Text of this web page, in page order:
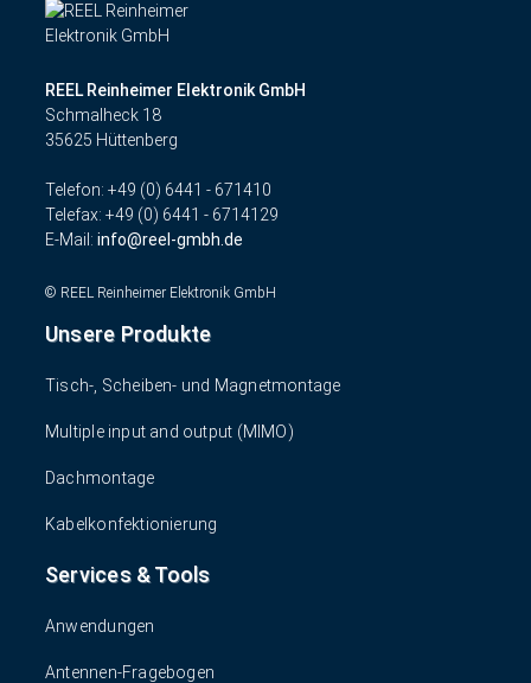
REEL Reinheimer Elektronik GmbH
Schmalheck 18
35625 Hüttenberg
Telefon: +49 (0) 6441 - 671410
Telefax: +49 (0) 6441 - 6714129
E-Mail:info reel-gmbh.de
© REEL Reinheimer Elektronik GmbH
Unsere Produkte
Tisch-, Scheiben- und Magnetmontage
Multiple input and output (MIMO)
Dachmontage
Kabelkonfektionierung
Services & Tools
Anwendungen
Antennen-Fragebogen